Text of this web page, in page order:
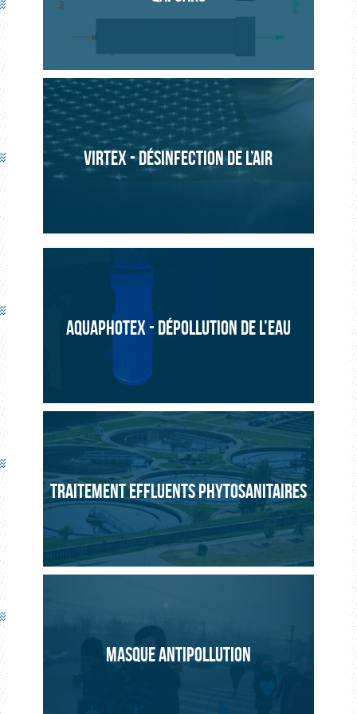
VIRTEX - DÉSINFECTION DE L’AIR
AQUAPHOTEX - DÉPOLLUTION DE L’EAU
TRAITEMENT EFFLUENTS PHYTOSANITAIRES
MASQUE ANTIPOLLUTION